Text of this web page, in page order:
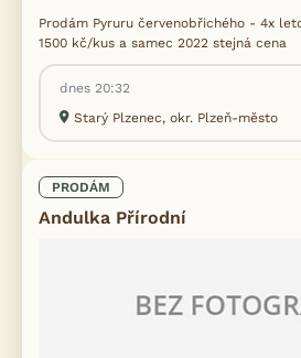
Prodám Pyruru červenobřichého - 4x
1500 kč/kus a samec 2022 stejná cena
dnes 20:32
Starý Plzenec, okr. Plzeň-město
PRODÁM
Andulka Přírodní